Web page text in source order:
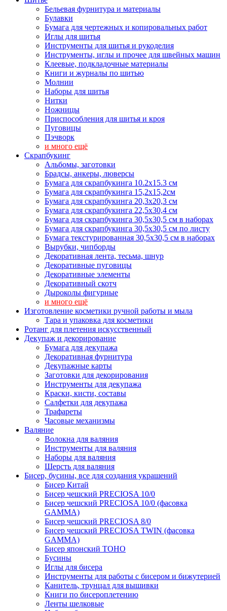
Бельевая фурнитура и материалы
Булавки
Бумага для чертежных и копировальных работ
Иглы для шитья
Инструменты для шитья и рукоделия
Инструменты, иглы и прочее для швейных машин
Клеевые, подкладочные материалы
Книги и журналы по шитью
Молнии
Наборы для шитья
Нитки
Ножницы
Приспособления для шитья и кроя
Пуговицы
Пэчворк
и много ещё
Скрапбукинг
Альбомы, заготовки
Брадсы, анкеры, люверсы
Бумага для скрапбукинга 10.2х15.3 см
Бумага для скрапбукинга 15,2х15,2см
Бумага для скрапбукинга 20,3х20,3 см
Бумага для скрапбукинга 22,5х30,4 см
Бумага для скрапбукинга 30,5х30,5 см в наборах
Бумага для скрапбукинга 30,5х30,5 см по листу
Бумага текстурированная 30,5х30,5 см в наборах
Вырубки, чипборды
Декоративная лента, тесьма, шнур
Декоративные пуговицы
Декоративные элементы
Декоративный скотч
Дыроколы фигурные
и много ещё
Изготовление косметики ручной работы и мыла
Тара и упаковка для косметики
Ротанг для плетения искусственный
Декупаж и декорирование
Бумага для декупажа
Декоративная фурнитура
Декупажные карты
Заготовки для декорирования
Инструменты для декупажа
Краски, кисти, составы
Салфетки для декупажа
Трафареты
Часовые механизмы
Валяние
Волокна для валяния
Инструменты для валяния
Наборы для валяния
Шерсть для валяния
Бисер, бусины, все для создания украшений
Бисер Китай
Бисер чешский PRECIOSA 10/0
Бисер чешский PRECIOSA 10/0 (фасовка
GAMMA)
Бисер чешский PRECIOSA 8/0
Бисер чешский PRECIOSA TWIN (фасовка
GAMMA)
Бисер японский TOHO
Бусины
Иглы для бисера
Инструменты для работы с бисером и бижутерией
Канитель, трунцал для вышивки
Книги по бисероплетению
Ленты шелковые